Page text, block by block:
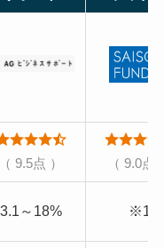
（ 9.5点 ） （ 9.0点
3.1～18% ※1